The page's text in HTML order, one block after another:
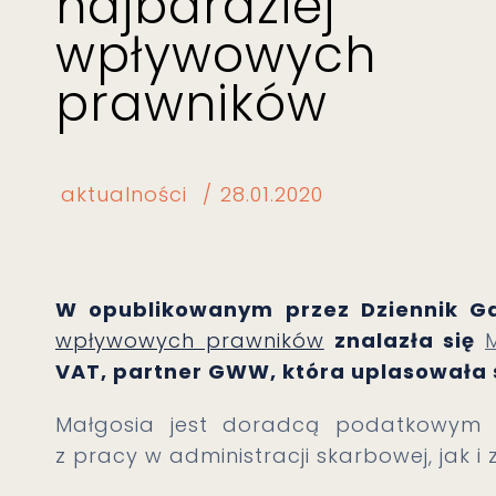
wpływowych
prawników
aktualności 28.01.2020
W opublikowanym przez Dziennik
wpływowych prawników znalazła się
VAT, partner GWW, która
Małgosia jest doradcą
z pracy w administracji skarbowej, jak i